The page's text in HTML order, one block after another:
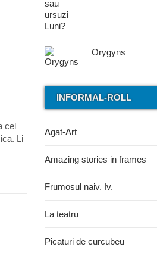
cel
Li
Orygyns
INFORMAL-ROLL
Agat-Art
Amazing stories in frames
Frumosul naiv. Iv.
La teatru
Picaturi de curcubeu